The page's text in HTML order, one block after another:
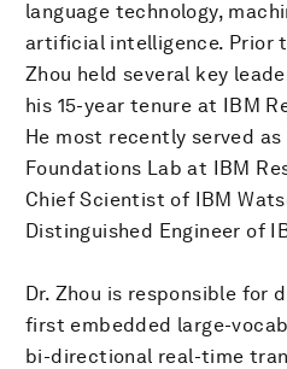
language technology,
artificial intelligence. Prior
Zhou held several key
his 15-year tenure at IBM
He most recently served
Foundations Lab at IBM
Chief Scientist of IBM
Distinguished Engineer of
Dr. Zhou is responsible for
first embedded large-
bi-directional real-time